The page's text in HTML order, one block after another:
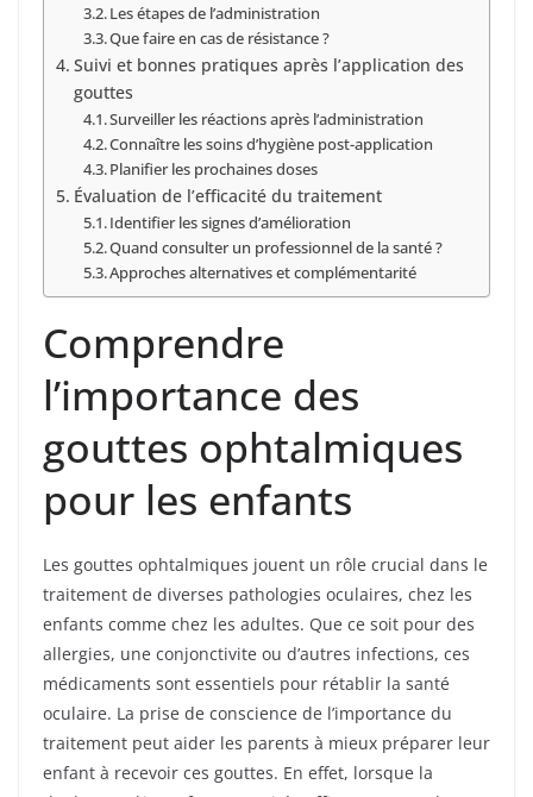
Les étapes de l’administration
Que faire en cas de résistance ?
Suivi et bonnes pratiques après l’application des
gouttes
Surveiller les réactions après l’administration
Connaître les soins d’hygiène post-application
Planifier les prochaines doses
Évaluation de l’efficacité du traitement
Identifier les signes d’amélioration
Quand consulter un professionnel de la santé ?
Approches alternatives et complémentarité
Comprendre
l’importance des
gouttes ophtalmiques
pour les enfants
Les gouttes ophtalmiques jouent un rôle crucial dans le
traitement de diverses pathologies oculaires, chez les
enfants comme chez les adultes. Que ce soit pour des
allergies, une conjonctivite ou d’autres infections, ces
médicaments sont essentiels pour rétablir la santé
oculaire. La prise de conscience de l’importance du
traitement peut aider les parents à mieux préparer leur
enfant à recevoir ces gouttes. En effet, lorsque la